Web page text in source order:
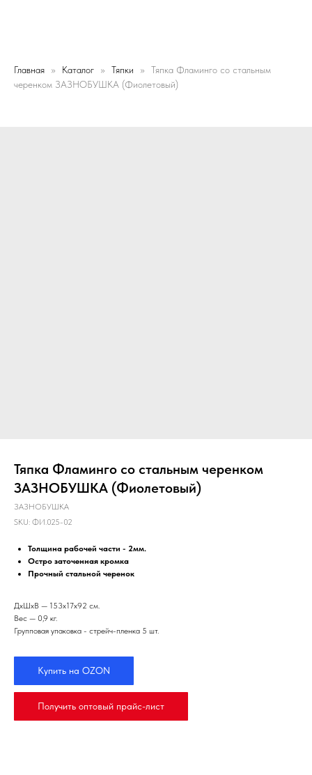
Главная Каталог Тяпки
Тяпка Фламинго со стальным
черенком ЗАЗНОБУШКА (Фиолетовый)
Тяпка Фламинго со стальным черенком
ЗАЗНОБУШКА (Фиолетовый)
ЗАЗНОБУШКА
SKU: ФИ.025-02
Толщина рабочей части - 2мм.
Остро заточенная кромка
Прочный стальной черенок
ДxШхВ — 153х17х92 см.
Вес — 0,9 кг.
Групповая упаковка - стрейч-пленка 5 шт.
Купить на OZON
Получить оптовый прайс-лист